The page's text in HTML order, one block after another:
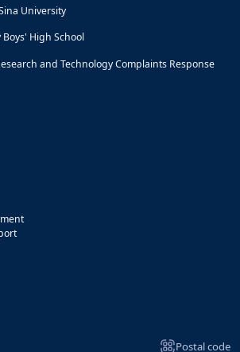
University
High School
and Technology Complaints Response
Postal code